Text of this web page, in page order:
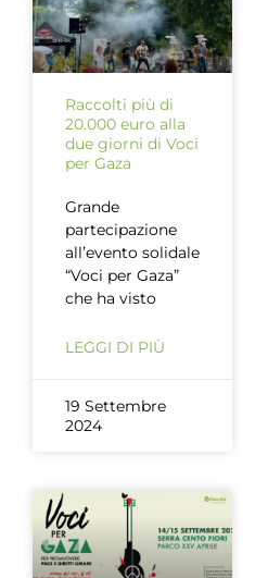
Raccolti più di
20.000 euro alla
due giorni di Voci
per Gaza
Grande
partecipazione
all’evento solidale
“Voci per Gaza”
che ha visto
LEGGI DI PIÙ
19 Settembre
2024